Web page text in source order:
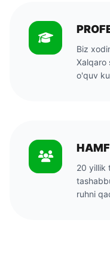
Biz
Xalqaro
o'quv
20 yillik
ruhni